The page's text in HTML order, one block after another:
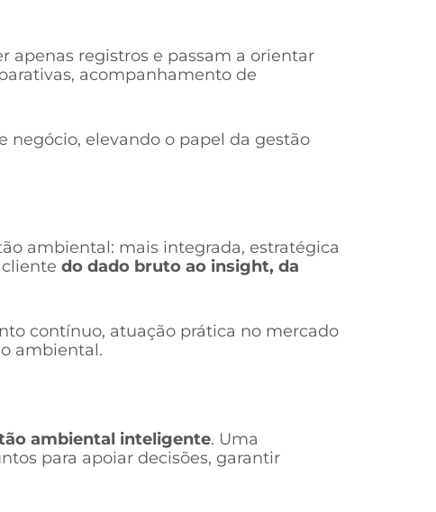
apenas registros e passam a orientar
acompanhamento de
negócio, elevando o papel da gestão
ambiental: mais integrada, estratégica
do dado bruto ao insight, da
contínuo, atuação prática no mercado
ambiental.
ambiental inteligente. Uma
para apoiar decisões, garantir